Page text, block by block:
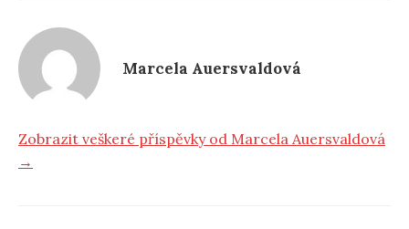
Marcela Auersvaldová
Zobrazit veškeré příspěvky od Marcela Auersvaldová
→